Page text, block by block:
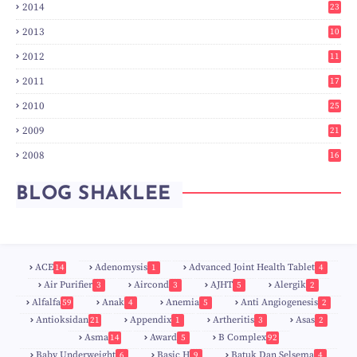
2014
23
2
2013
10
0
2012
11
3
2011
17
2010
25
0
2009
21
2008
16
BLOG SHAKLEE
ACE 14 Adenomysis 1 Advanced Joint Health Tablet 4
Air Purifier 3 Aircond 3 AJHT 5 Alergik 2
Alfalfa59 Anak 4 Anemia 5 Anti Angiogenesis 2
Antioksidan21 Appendix 1 Artheritis 3 Asas 2
Asma 14 Award 5 B Complex92
Baby Underweight Basic H Batuk Dan Selsema